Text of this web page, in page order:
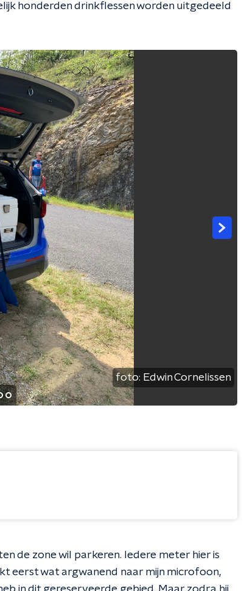
honderden drinkflessen worden uitgedeeld
foto: Edwin Cornelissen
de zone wil parkeren. Iedere meter hier is
eerst wat argwanend naar mijn microfoon,